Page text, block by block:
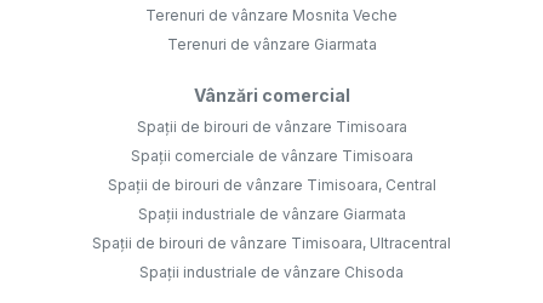
Terenuri de vânzare Mosnita Veche
Terenuri de vânzare Giarmata
Vânzări comercial
Spații de birouri de vânzare Timisoara
Spații comerciale de vânzare Timisoara
Spații de birouri de vânzare Timisoara, Central
Spații industriale de vânzare Giarmata
Spații de birouri de vânzare Timisoara, Ultracentral
Spații industriale de vânzare Chisoda